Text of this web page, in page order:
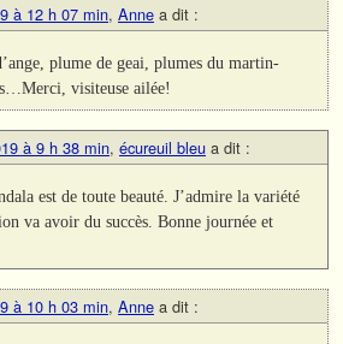
à 12 h 07 min, Anne a dit :
plume de geai, plumes du martin-
visiteuse ailée!
à 9 h 38 min, écureuil bleu a dit :
est de toute beauté. J’admire la variété
va avoir du succès. Bonne journée et
à 10 h 03 min, Anne a dit :